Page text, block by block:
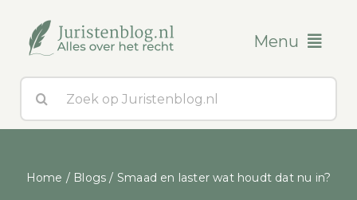
inhoud
Menu
Blogs
naar:
Home / Blogs / Smaad en laster wat houdt dat nu in?